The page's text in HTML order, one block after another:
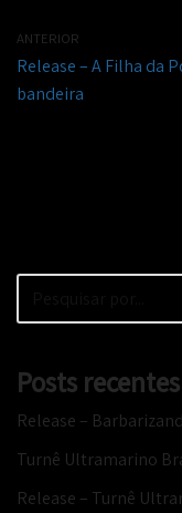
ANTERIOR
Release – A Filha da
bandeira
Posts recentes
Release –
Turnê Ultramarino
Release – Turnê